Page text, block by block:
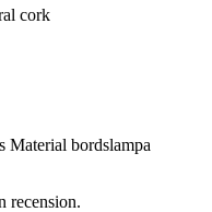
cork
Material bordslampa
recension.